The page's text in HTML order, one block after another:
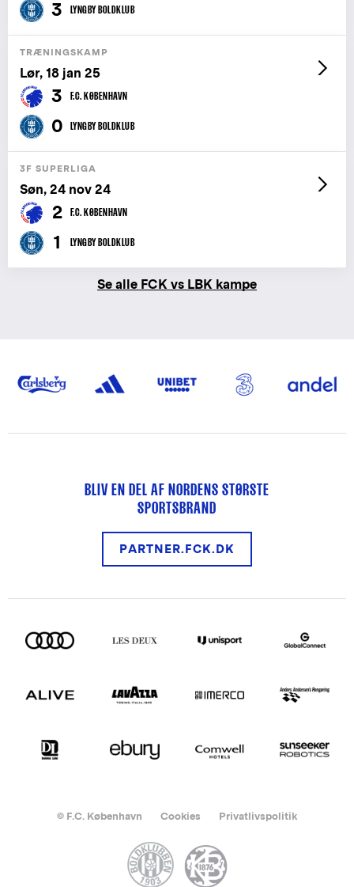
3 LYNGBY BOLDKLUB
TRÆNINGSKAMP
Lør, 18 jan 25
3 F.C. KØBENHAVN
0 LYNGBY BOLDKLUB
3F SUPERLIGA
Søn, 24 nov 24
2 F.C. KØBENHAVN
1 LYNGBY BOLDKLUB
Se alle FCK vs LBK kampe
BLIV EN DEL AF NORDENS STØRSTE
SPORTSBRAND
PARTNER.FCK.DK
© F.C. København Cookies Privatlivspolitik